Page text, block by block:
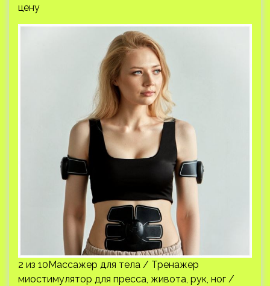
цену
2 из 10Массажер для тела / Тренажер
миостимулятор для пресса, живота, рук, ног /